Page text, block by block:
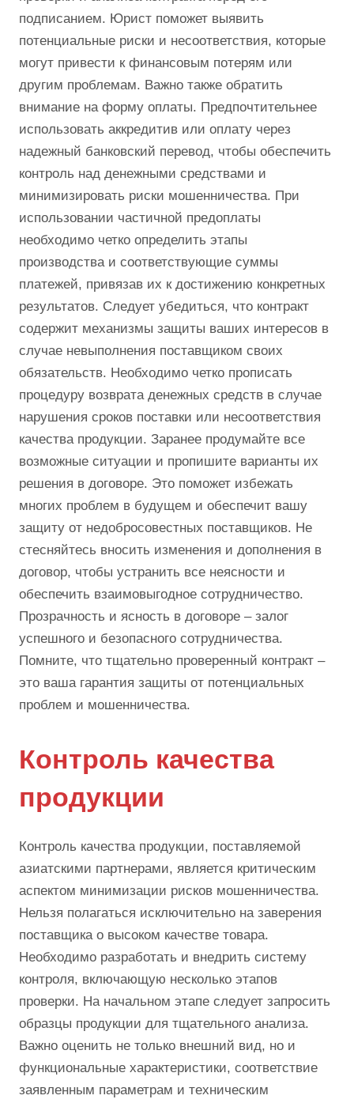
подписанием. Юрист поможет выявить
потенциальные риски и несоответствия, которые
могут привести к финансовым потерям или
другим проблемам. Важно также обратить
внимание на форму оплаты. Предпочтительнее
использовать аккредитив или оплату через
надежный банковский перевод, чтобы обеспечить
контроль над денежными средствами и
минимизировать риски мошенничества. При
использовании частичной предоплаты
необходимо четко определить этапы
производства и соответствующие суммы
платежей, привязав их к достижению конкретных
результатов. Следует убедиться, что контракт
содержит механизмы защиты ваших интересов в
случае невыполнения поставщиком своих
обязательств. Необходимо четко прописать
процедуру возврата денежных средств в случае
нарушения сроков поставки или несоответствия
качества продукции. Заранее продумайте все
возможные ситуации и пропишите варианты их
решения в договоре. Это поможет избежать
многих проблем в будущем и обеспечит вашу
защиту от недобросовестных поставщиков. Не
стесняйтесь вносить изменения и дополнения в
договор, чтобы устранить все неясности и
обеспечить взаимовыгодное сотрудничество.
Прозрачность и ясность в договоре ‒ залог
успешного и безопасного сотрудничества.
Помните, что тщательно проверенный контракт ‒
это ваша гарантия защиты от потенциальных
проблем и мошенничества.
Контроль качества
продукции
Контроль качества продукции, поставляемой
азиатскими партнерами, является критическим
аспектом минимизации рисков мошенничества.
Нельзя полагаться исключительно на заверения
поставщика о высоком качестве товара.
Необходимо разработать и внедрить систему
контроля, включающую несколько этапов
проверки. На начальном этапе следует запросить
образцы продукции для тщательного анализа.
Важно оценить не только внешний вид, но и
функциональные характеристики, соответствие
заявленным параметрам и техническим